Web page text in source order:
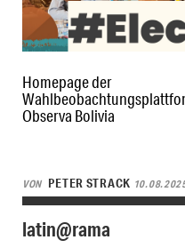
Homepage der
Observa Bolivia
VON PETER STRACK
latin@rama